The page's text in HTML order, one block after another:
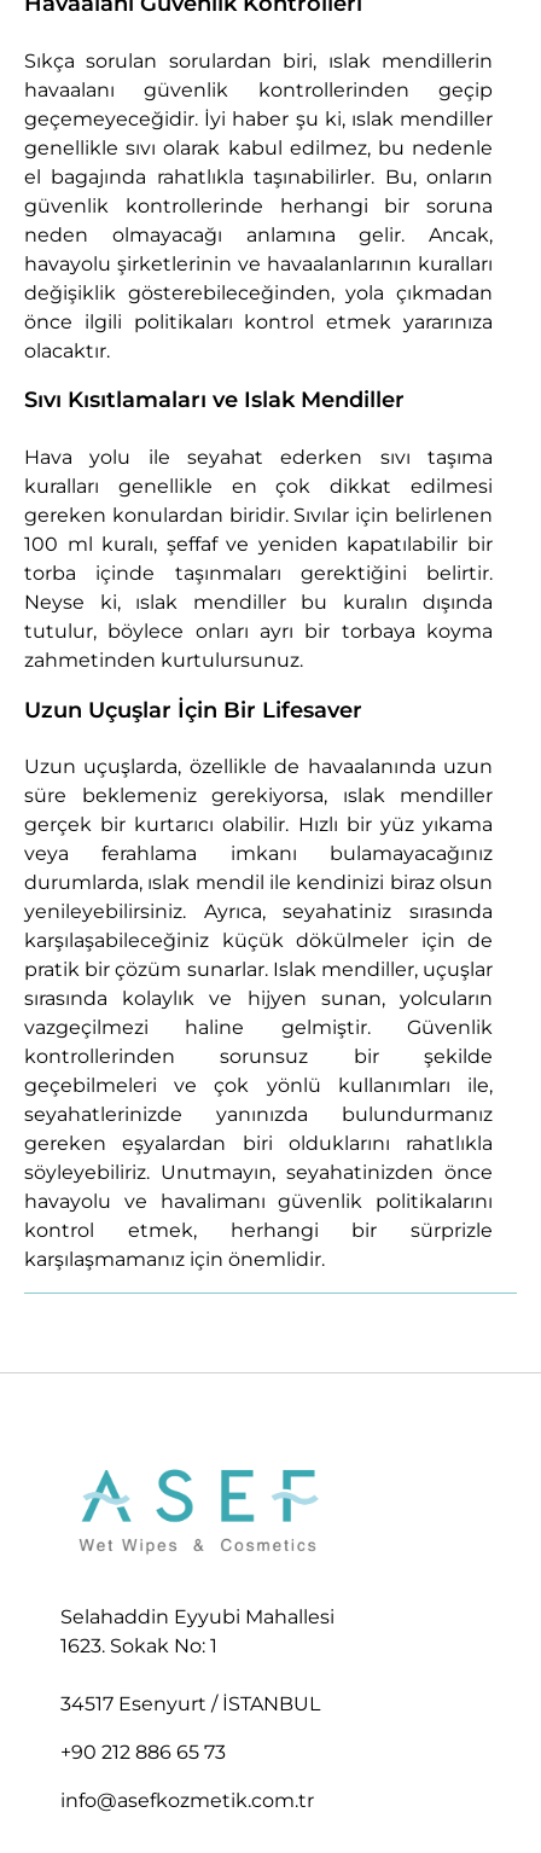
Sıkça sorulan sorulardan biri, ıslak mendillerin
havaalanı güvenlik kontrollerinden geçip
geçemeyeceğidir. İyi haber şu ki, ıslak mendiller
genellikle sıvı olarak kabul edilmez, bu nedenle
el bagajında rahatlıkla taşınabilirler. Bu, onların
güvenlik kontrollerinde herhangi bir soruna
neden olmayacağı anlamına gelir. Ancak,
havayolu şirketlerinin ve havaalanlarının kuralları
değişiklik gösterebileceğinden, yola çıkmadan
önce ilgili politikaları kontrol etmek yararınıza
olacaktır.
Sıvı Kısıtlamaları ve Islak Mendiller
Hava yolu ile seyahat ederken sıvı taşıma
kuralları genellikle en çok dikkat edilmesi
gereken konulardan biridir. Sıvılar için belirlenen
100 ml kuralı, şeffaf ve yeniden kapatılabilir bir
torba içinde taşınmaları gerektiğini belirtir.
Neyse ki, ıslak mendiller bu kuralın dışında
tutulur, böylece onları ayrı bir torbaya koyma
zahmetinden kurtulursunuz.
Uzun Uçuşlar İçin Bir Lifesaver
Uzun uçuşlarda, özellikle de havaalanında uzun
süre beklemeniz gerekiyorsa, ıslak mendiller
gerçek bir kurtarıcı olabilir. Hızlı bir yüz yıkama
veya ferahlama imkanı bulamayacağınız
durumlarda, ıslak mendil ile kendinizi biraz olsun
yenileyebilirsiniz. Ayrıca, seyahatiniz sırasında
karşılaşabileceğiniz küçük dökülmeler için de
pratik bir çözüm sunarlar. Islak mendiller, uçuşlar
sırasında kolaylık ve hijyen sunan, yolcuların
vazgeçilmezi haline gelmiştir. Güvenlik
kontrollerinden sorunsuz bir şekilde
geçebilmeleri ve çok yönlü kullanımları ile,
seyahatlerinizde yanınızda bulundurmanız
gereken eşyalardan biri olduklarını rahatlıkla
söyleyebiliriz. Unutmayın, seyahatinizden önce
havayolu ve havalimanı güvenlik politikalarını
kontrol etmek, herhangi bir sürprizle
karşılaşmamanız için önemlidir.
Selahaddin Eyyubi Mahallesi
1623. Sokak No: 1
34517 Esenyurt / İSTANBUL
+90 212 886 65 73
info@asefkozmetik.com.tr